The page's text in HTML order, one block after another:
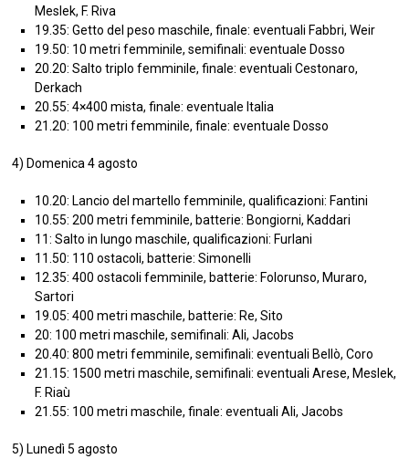
Meslek, F. Riva
19.35: Getto del peso maschile, finale: eventuali Fabbri, Weir
19.50: 10 metri femminile, semifinali: eventuale Dosso
20.20: Salto triplo femminile, finale: eventuali Cestonaro,
Derkach
20.55: 4×400 mista, finale: eventuale Italia
21.20: 100 metri femminile, finale: eventuale Dosso
4) Domenica 4 agosto
10.20: Lancio del martello femminile, qualificazioni: Fantini
10.55: 200 metri femminile, batterie: Bongiorni, Kaddari
11: Salto in lungo maschile, qualificazioni: Furlani
11.50: 110 ostacoli, batterie: Simonelli
12.35: 400 ostacoli femminile, batterie: Folorunso, Muraro,
Sartori
19.05: 400 metri maschile, batterie: Re, Sito
20: 100 metri maschile, semifinali: Ali, Jacobs
20.40: 800 metri femminile, semifinali: eventuali Bellò, Coro
21.15: 1500 metri maschile, semifinali: eventuali Arese, Meslek,
F. Riaù
21.55: 100 metri maschile, finale: eventuali Ali, Jacobs
5) Lunedì 5 agosto